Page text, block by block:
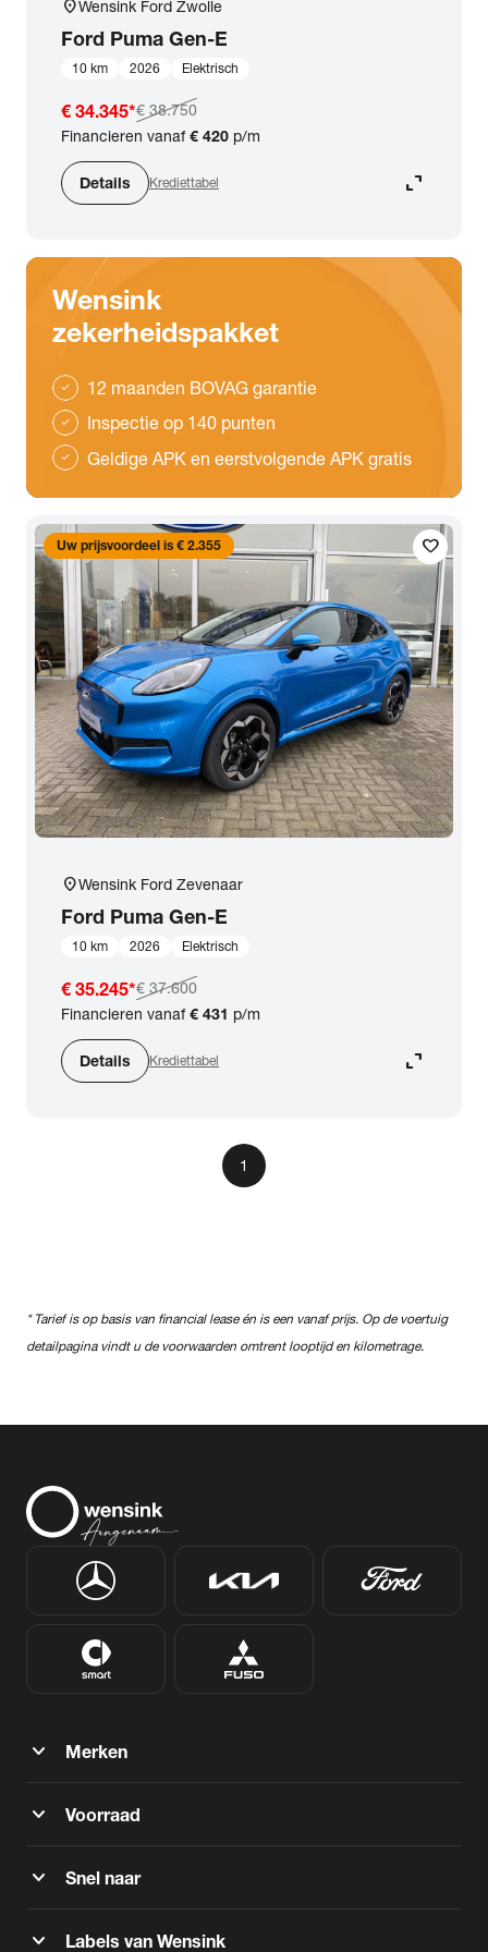
location_onWensink Ford Zwolle
Ford Puma Gen-E
10 km 2026 Elektrisch
€ 34.345*€ 38.750
Financieren vanaf€ 420 p/m
Details Krediettabel expand_content
Wensink
zekerheidspakket
check 12 maanden BOVAG garantie
check Inspectie op 140 punten
check Geldige APK en eerstvolgende APK gratis
favorite
Uw prijsvoordeel is € 2.355
location_onWensink Ford Zevenaar
Ford Puma Gen-E
10 km 2026 Elektrisch
€ 35.245*€ 37.600
Financieren vanaf€ 431 p/m
Details Krediettabel expand_content
1
* Tarief is op basis van financial lease én is een vanaf prijs. Op de voertuig
detailpagina vindt u de voorwaarden omtrent looptijd en kilometrage.
expand_more Merken
expand_more Voorraad
expand_more Snel naar
expand_more Labels van Wensink